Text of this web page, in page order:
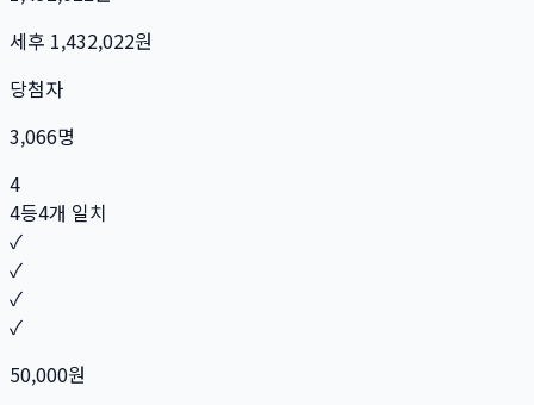
세후 1,432,022원
당첨자
3,066명
4
4등4개 일치
✓
✓
✓
✓
50,000원